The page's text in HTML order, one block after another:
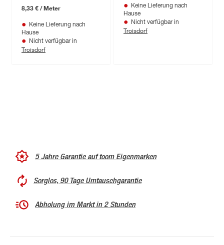
8,33 € / Meter
Keine Lieferung nach
Hause
Nicht verfügbar in
Troisdorf
mmKeine Lieferung nach
Hause
Nicht verfügbar in
Troisdorf
5 Jahre Garantie auf toom Eigenmarken
Sorglos, 90 Tage Umtauschgarantie
Abholung im Markt in 2 Stunden